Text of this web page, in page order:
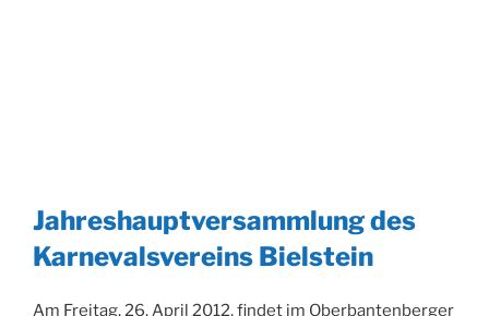
Jahreshauptversammlung des
Karnevalsvereins Bielstein
Am Freitag, 26. April 2012, findet im Oberbantenberger